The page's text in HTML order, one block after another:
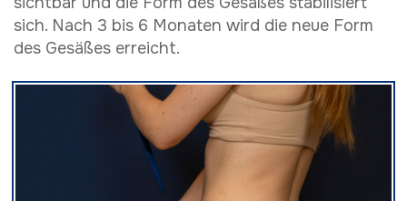
sich. Nach 3 bis 6 Monaten wird die neue Form
des Gesäßes erreicht.